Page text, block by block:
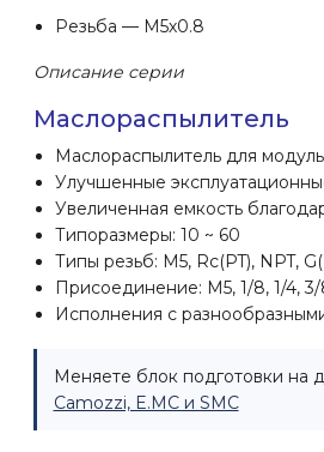
Резьба — М5х0.8
Описание серии
Маслораспылитель
Маслораспылитель для
Улучшенные
Увеличенная емкость
Типоразмеры: 10 ~ 60
Типы резьб: M5, Rc(PT), NPT,
Присоединение: M5, 1/8, 1/4, 3/
Исполнения с
Меняете блок подготовки на
Camozzi, E.MC и SMC